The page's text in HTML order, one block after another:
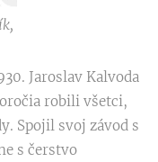
Jaroslav Kalvoda
robili všetci,
Spojil svoj závod s
s čerstvo